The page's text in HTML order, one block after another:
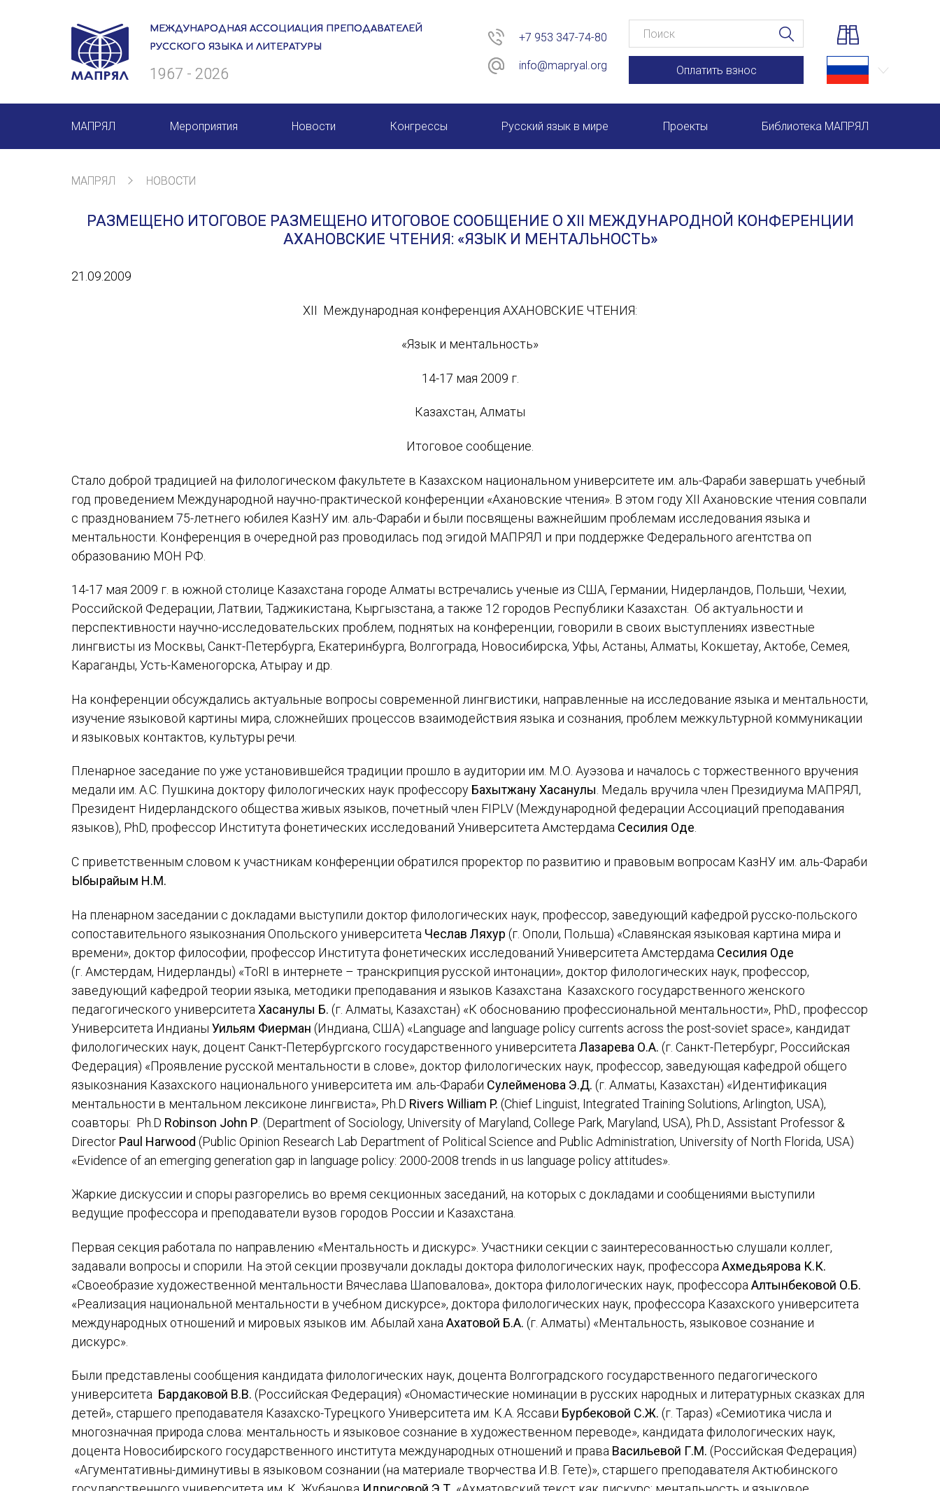
МЕЖДУНАРОДНАЯ АССОЦИАЦИЯ ПРЕПОДАВАТЕЛЕЙ
РУССКОГО ЯЗЫКА И ЛИТЕРАТУРЫ
1967 - 2026
+7 953 347-74-80
info@mapryal.org Оплатить взнос
МАПРЯЛ
Ревизионная комиссия
Мероприятия
Архив мероприятий
Новости Конгрессы
XV КОНГРЕСС МАПРЯЛ
Русский язык в мире Проекты
Международный форум TERRA RUSISTICA в Рио-де-
Международный образовательно-культурный
Форум в Гаване «Русская литература в Латинской
Мобильное приложение TORFL GO
Библиотека МАПРЯЛ
МАПРЯЛ НОВОСТИ
РАЗМЕЩЕНО ИТОГОВОЕ РАЗМЕЩЕНО ИТОГОВОЕ СООБЩЕНИЕ О XІІ МЕЖДУНАРОДНОЙ КОНФЕРЕНЦИИ
АХАНОВСКИЕ ЧТЕНИЯ: «ЯЗЫК И МЕНТАЛЬНОСТЬ»
21.09.2009
XІІ Международная конференция АХАНОВСКИЕ ЧТЕНИЯ:
«Язык и ментальность»
14-17 мая 2009 г.
Казахстан, Алматы
Итоговое сообщение.
Стало доброй традицией на филологическом факультете в Казахском национальном университете им. аль-Фараби завершать учебный
год проведением Международной научно-практической конференции «Ахановские чтения». В этом году XII Ахановские чтения совпали
с празднованием 75-летнего юбилея КазНУ им. аль-Фараби и были посвящены важнейшим проблемам исследования языка и
ментальности. Конференция в очередной раз проводилась под эгидой МАПРЯЛ и при поддержке Федерального агентства оп
образованию МОН РФ.
14-17 мая 2009 г. в южной столице Казахстана городе Алматы встречались ученые из США, Германии, Нидерландов, Польши, Чехии,
Российской Федерации, Латвии, Таджикистана, Кыргызстана, а также 12 городов Республики Казахстан. Об актуальности и
перспективности научно-исследовательских проблем, поднятых на конференции, говорили в своих выступлениях известные
лингвисты из Москвы, Санкт-Петербурга, Екатеринбурга, Волгограда, Новосибирска, Уфы, Астаны, Алматы, Кокшетау, Актобе, Семея,
Караганды, Усть-Каменогорска, Атырау и др.
На конференции обсуждались актуальные вопросы современной лингвистики, направленные на исследование языка и ментальности,
изучение языковой картины мира, сложнейших процессов взаимодействия языка и сознания, проблем межкультурной коммуникации
и языковых контактов, культуры речи.
Пленарное заседание по уже установившейся традиции прошло в аудитории им. М.О. Ауэзова и началось с торжественного вручения
медали им. А.С. Пушкина доктору филологических наук профессору Бахытжану Хасанулы. Медаль вручила член Президиума МАПРЯЛ,
Президент Нидерландского общества живых языков, почетный член FIPLV (Международной федерации Ассоциаций преподавания
языков), PhD, профессор Института фонетических исследований Университета Амстердама Сесилия Оде.
С приветственным словом к участникам конференции обратился проректор по развитию и правовым вопросам КазНУ им. аль-Фараби
Ыбырайым Н.М.
На пленарном заседании с докладами выступили доктор филологических наук, профессор, заведующий кафедрой русско-польского
сопоставительного языкознания Опольского университета Чеслав Ляхур (г. Ополи, Польша) «Славянская языковая картина мира и
времени», доктор философии, профессор Института фонетических исследований Университета Амстердама Сесилия Оде
(г. Амстердам, Нидерланды) «ТоRI в интернете – транскрипция русской интонации», доктор филологических наук, профессор,
заведующий кафедрой теории языка, методики преподавания и языков Казахстана Казахского государственного женского
педагогического университета Хасанулы Б. (г. Алматы, Казахстан) «К обоснованию профессиональной ментальности», PhD., профессор
Университета Индианы Уильям Фиерман (Индиана, США) «Language and language policy currents across the post-soviet space», кандидат
филологических наук, доцент Санкт-Петербургского государственного университета Лазарева О.А. (г. Санкт-Петербург, Российская
Федерация) «Проявление русской ментальности в слове», доктор филологических наук, профессор, заведующая кафедрой общего
языкознания Казахского национального университета им. аль-Фараби Сулейменова Э.Д. (г. Алматы, Казахстан) «Идентификация
ментальности в ментальном лексиконе лингвиста», Ph.D Rivers William P. (Chief Linguist, Integrated Training Solutions, Arlington, USA),
соавторы: Ph.D Robinson John P . (Department of Sociology, University of Maryland, College Park, Maryland, USA), Ph.D., Assistant Professor &
Director Paul Harwood (Public Opinion Research Lab Department of Political Science and Public Administration, University of North Florida, USA)
«Evidence of an emerging generation gap in language policy: 2000-2008 trends in us language policy attitudes».
Жаркие дискуссии и споры разгорелись во время секционных заседаний, на которых с докладами и сообщениями выступили
ведущие профессора и преподаватели вузов городов России и Казахстана.
Первая секция работала по направлению «Ментальность и дискурс». Участники секции с заинтересованностью слушали коллег,
задавали вопросы и спорили. На этой секции прозвучали доклады доктора филологических наук, профессора Ахмедьярова К.К.
«Своеобразие художественной ментальности Вячеслава Шаповалова», доктора филологических наук, профессора Алтынбековой О.Б.
«Реализация национальной ментальности в учебном дискурсе», доктора филологических наук, профессора Казахского университета
международных отношений и мировых языков им. Абылай хана Ахатовой Б.А. (г. Алматы) «Ментальность, языковое сознание и
дискурс».
Были представлены сообщения кандидата филологических наук, доцента Волгоградского государственного педагогического
университета Бардаковой В.В. (Российская Федерация) «Ономастические номинации в русских народных и литературных сказках для
детей», старшего преподавателя Казахско-Турецкого Университета им. К.А. Яссави Бурбековой С.Ж. (г. Тараз) «Семиотика числа и
многозначная природа слова: ментальность и языковое сознание в художественном переводе», кандидата филологических наук,
доцента Новосибирского государственного института международных отношений и права Васильевой Г.М. (Российская Федерация)
«Агументативны-диминутивы в языковом сознании (на материале творчества И.В. Гете)», старшего преподавателя Актюбинского
ИМЯ